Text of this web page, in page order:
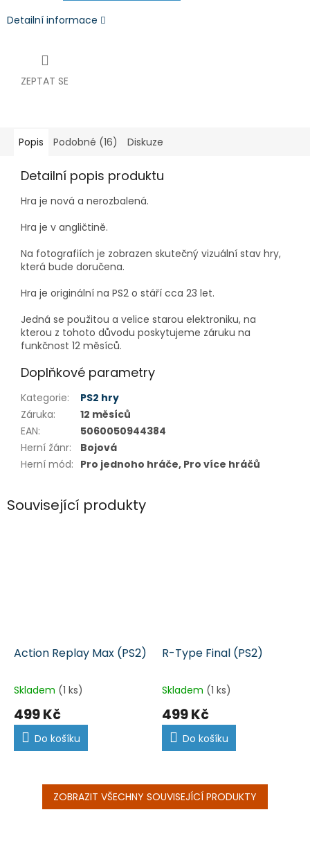
Detailní informace
ZEPTAT SE
Popis Podobné (16) Diskuze
Detailní popis produktu
Hra je nová a nerozbalená.
Hra je v angličtině.
Na fotografiích je zobrazen skutečný vizuální stav hry,
která bude doručena.
Hra je originální na PS2 o stáří cca 23 let.
Jedná se použitou a velice starou elektroniku, na
kterou z tohoto důvodu poskytujeme záruku na
funkčnost 12 měsíců.
Doplňkové parametry
Kategorie:
PS2 hry
Záruka:
12 měsíců
EAN:
5060050944384
Herní žánr:
Bojová
Herní mód: Pro jednoho hráče, Pro více hráčů
Související produkty
Action Replay Max (PS2)
Skladem (1 ks)
499 Kč
Do košíku
R-Type Final (PS2)
Skladem (1 ks)
499 Kč
Do košíku
ZOBRAZIT VŠECHNY SOUVISEJÍCÍ PRODUKTY